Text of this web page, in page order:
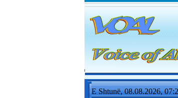
E Shtunë, 08.08.2026,